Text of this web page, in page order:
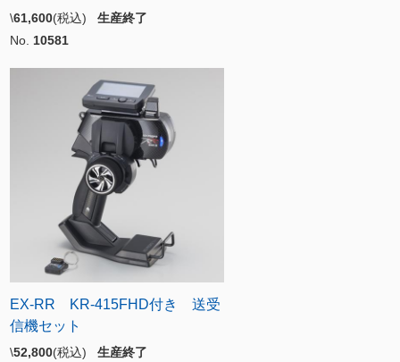
\61,600(税込) 生産終了
No. 10581
EX-RR KR-415FHD付き 送受
信機セット
\52,800(税込) 生産終了